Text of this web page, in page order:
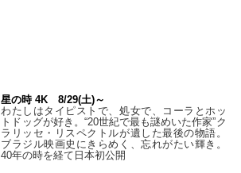
星の時 4K 8/29(土)～
わたしはタイピストで、処⼥で、コーラとホッ
トドッグが好き。“20世紀で最も謎めいた作家”ク
ラリッセ・リスペクトルが遺した最後の物語。
ブラジル映画史にきらめく、忘れがたい輝き。
40年の時を経て⽇本初公開